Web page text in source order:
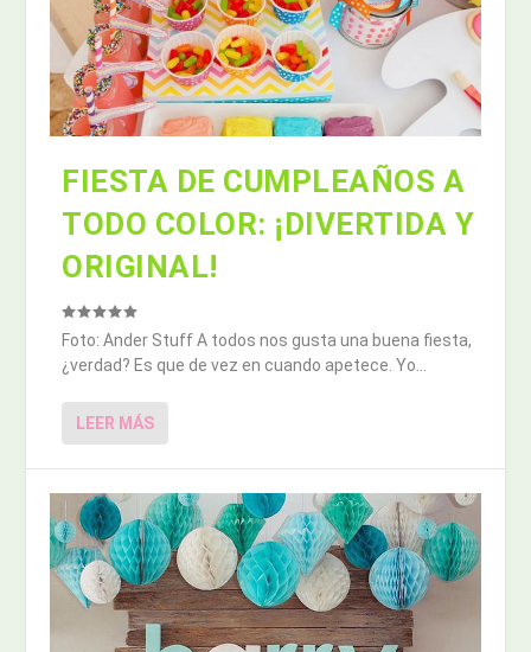
FIESTA DE CUMPLEAÑOS A
TODO COLOR: ¡DIVERTIDA Y
ORIGINAL!
Foto: Ander Stuff A todos nos gusta una buena fiesta,
¿verdad? Es que de vez en cuando apetece. Yo...
LEER MÁS